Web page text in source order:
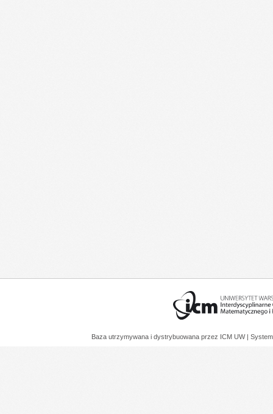
Baza utrzymywana i dystrybuowana przez ICM UW |